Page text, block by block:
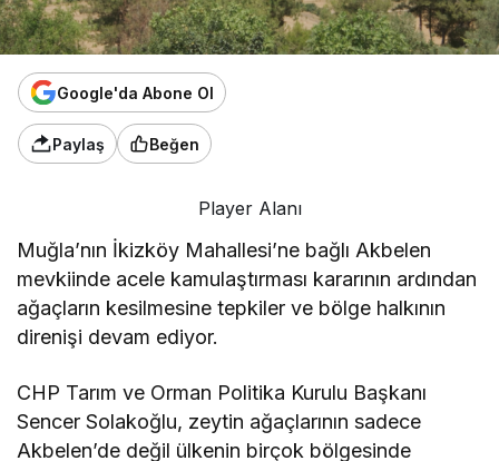
Google'da Abone Ol
Paylaş Beğen
Player Alanı
Muğla’nın İkizköy Mahallesi’ne bağlı Akbelen
mevkiinde acele kamulaştırması kararının ardından
ağaçların kesilmesine tepkiler ve bölge halkının
direnişi devam ediyor.
CHP Tarım ve Orman Politika Kurulu Başkanı
Sencer Solakoğlu, zeytin ağaçlarının sadece
Akbelen’de değil ülkenin birçok bölgesinde